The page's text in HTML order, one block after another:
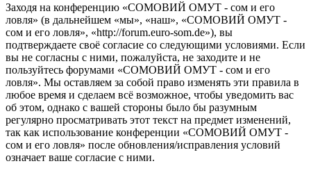
Заходя на конференцию «СОМОВИЙ ОМУТ - сом и его
ловля» (в дальнейшем «мы», «наш», «СОМОВИЙ ОМУТ -
сом и его ловля», «http://forum.euro-som.de»), вы
подтверждаете своё согласие со следующими условиями. Если
вы не согласны с ними, пожалуйста, не заходите и не
пользуйтесь форумами «СОМОВИЙ ОМУТ - сом и его
ловля». Мы оставляем за собой право изменять эти правила в
любое время и сделаем всё возможное, чтобы уведомить вас
об этом, однако с вашей стороны было бы разумным
регулярно просматривать этот текст на предмет изменений,
так как использование конференции «СОМОВИЙ ОМУТ -
сом и его ловля» после обновления/исправления условий
означает ваше согласие с ними.